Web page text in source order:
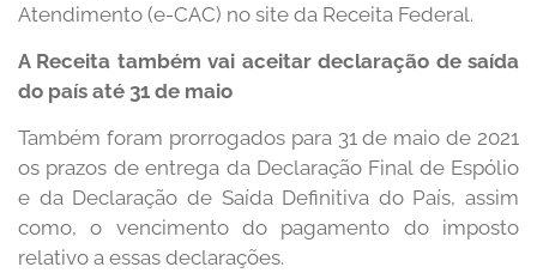
Atendimento (e-CAC) no site da Receita Federal.
A Receita também vai aceitar declaração de saída
do país até 31 de maio
Também foram prorrogados para 31 de maio de 2021
os prazos de entrega da Declaração Final de Espólio
e da Declaração de Saída Definitiva do País, assim
como, o vencimento do pagamento do imposto
relativo a essas declarações.